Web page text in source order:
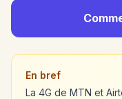
En bref
La 4G de MTN et